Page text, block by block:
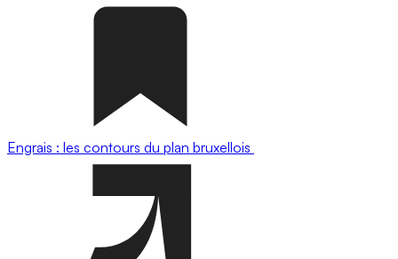
Engrais : les contours du plan bruxellois